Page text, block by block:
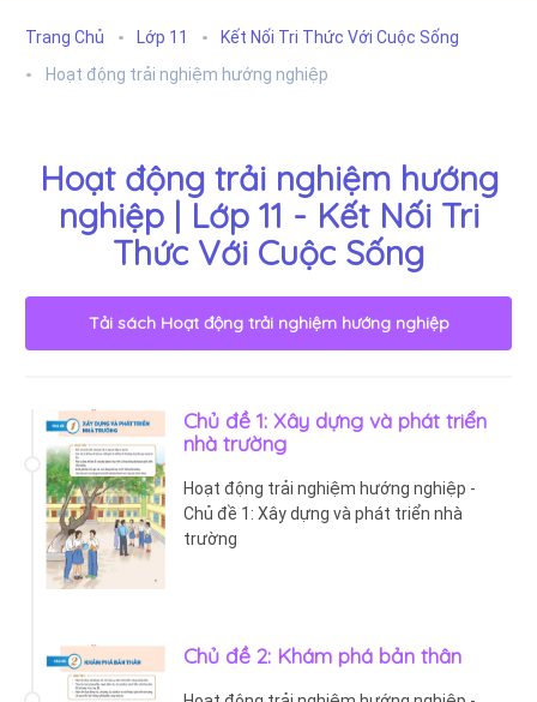
Trang Chủ Lớp 11
Kết Nối Tri Thức Với Cuộc Sống
Hoạt động trải nghiệm hướng nghiệp
Hoạt động trải nghiệm hướng
nghiệp | Lớp 11 - Kết Nối Tri
Thức Với Cuộc Sống
Tải sách Hoạt động trải nghiệm hướng nghiệp
Chủ đề 1: Xây dựng và phát triển
nhà trường
Hoạt động trải nghiệm hướng nghiệp -
Chủ đề 1: Xây dựng và phát triển nhà
trường
Chủ đề 2: Khám phá bản thân